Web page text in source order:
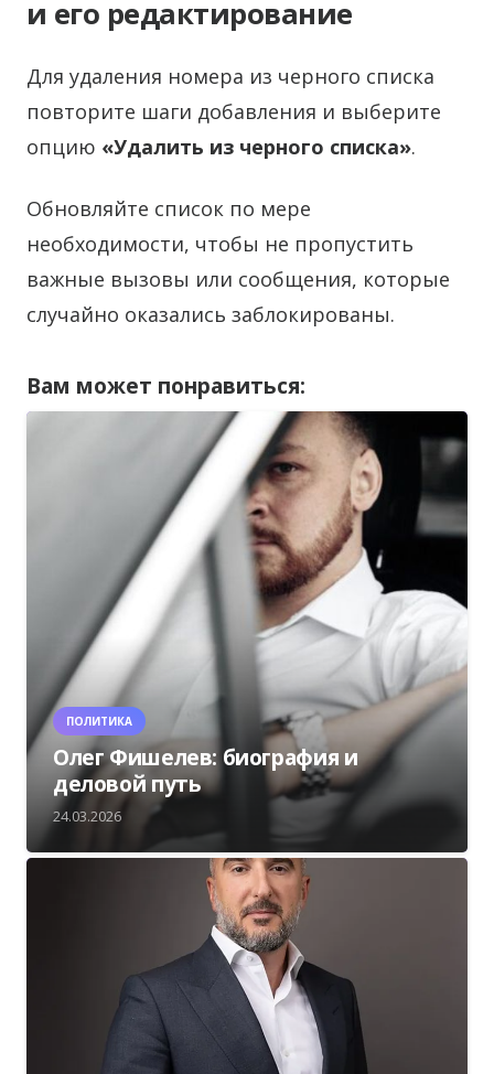
и его редактирование
Для удаления номера из черного списка
повторите шаги добавления и выберите
опцию «Удалить из черного списка».
Обновляйте список по мере
необходимости, чтобы не пропустить
важные вызовы или сообщения, которые
случайно оказались заблокированы.
Вам может понравиться:
ПОЛИТИКА
Олег Фишелев: биография и
деловой путь
24.03.2026